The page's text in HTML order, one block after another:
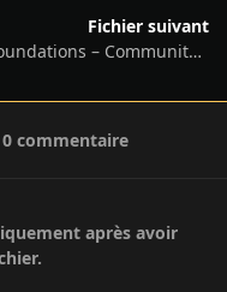
Fichier suivant
X4: Foundations – Community of Planets Collector’s Edition 2024, v8.00 (575585) + 18 DLCs/Bonuses
0 commentaire
après avoir